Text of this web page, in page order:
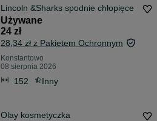
Lincoln &Sharks spodnie chłopięce
Używane
24 zł
28,34 zł z Pakietem Ochronnym
Konstantowo
08 sierpnia 2026
152 Inny
Olay kosmetyczka